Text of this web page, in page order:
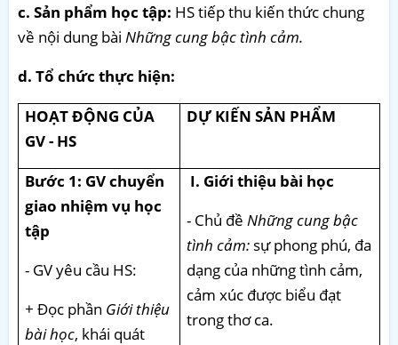
c. Sản phẩm học tập: HS tiếp thu kiến thức chung
về nội dung bài Những cung bậc tình cảm.
d. Tổ chức thực hiện:
HOẠT ĐỘNG CỦA
GV - HS
DỰ KIẾN SẢN PHẨM
Bước 1: GV chuyển
giao nhiệm vụ học
tập
- GV yêu cầu HS:
+ Đọc phần Giới thiệu
bài học, khái quát
I. Giới thiệu bài học
- Chủ đềNhững cung bậc
tình cảm: sự phong phú, đa
dạng của những tình cảm,
cảm xúc được biểu đạt
trong thơ ca.